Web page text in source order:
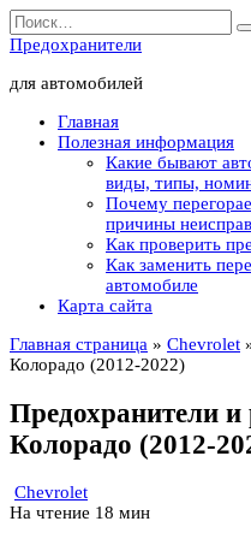
Перейти
к
содержанию
Search
for:
Предохранители
для автомобилей
Главная
Полезная информация
Какие бывают
виды, типы,
Почему
причины
Как проверить
Как заменить
автомобиле
Карта сайта
Главная страница » Chevrolet
Колорадо (2012-2022)
Предохранители
Колорадо (2012-
Chevrolet
На чтение 18 мин